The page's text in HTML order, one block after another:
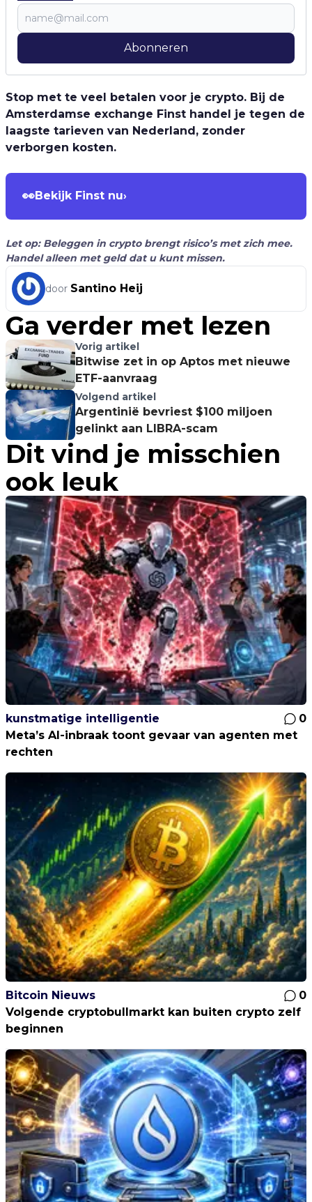
Abonneren
Stop met te veel betalen voor je crypto. Bij de
Amsterdamse exchange Finst handel je tegen de
laagste tarieven van Nederland, zonder
verborgen kosten.
👀Bekijk Finst nu›
Let op: Beleggen in crypto brengt risico’s met zich mee.
Handel alleen met geld dat u kunt missen.
door Santino Heij
Ga verder met lezen
Vorig artikel
Bitwise zet in op Aptos met nieuwe
ETF-aanvraag
Volgend artikel
Argentinië bevriest $100 miljoen
gelinkt aan LIBRA-scam
Dit vind je misschien
ook leuk
kunstmatige intelligentie
0
Meta’s AI-inbraak toont gevaar van agenten met
rechten
Bitcoin Nieuws
0
Volgende cryptobullmarkt kan buiten crypto zelf
beginnen